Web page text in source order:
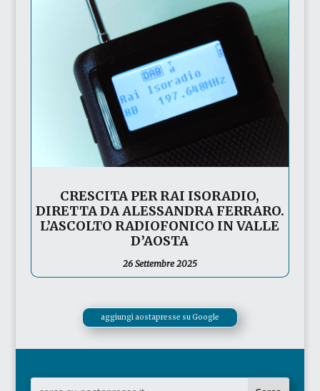
CRESCITA PER RAI ISORADIO,
DIRETTA DA ALESSANDRA FERRARO.
L’ASCOLTO RADIOFONICO IN VALLE
D’AOSTA
26 Settembre 2025
aggiungi aostapresse su Google